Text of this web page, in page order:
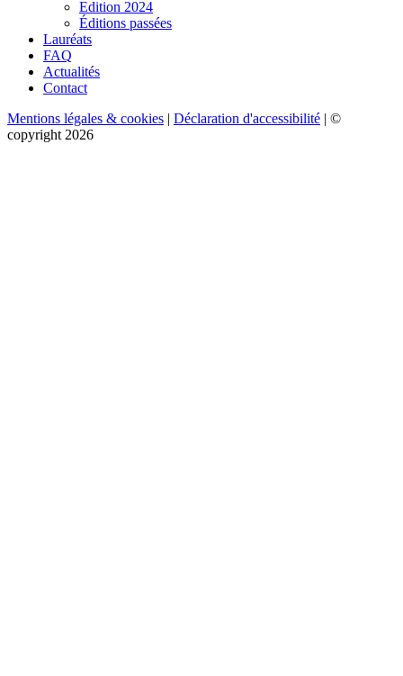
Edition 2024
Éditions passées
Lauréats
FAQ
Actualités
Contact
Mentions légales & cookies | Déclaration d'accessibilité | ©
copyright 2026